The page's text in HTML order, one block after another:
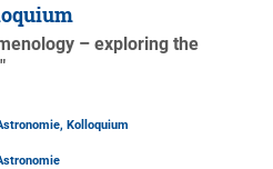
– exploring the
Kolloquium